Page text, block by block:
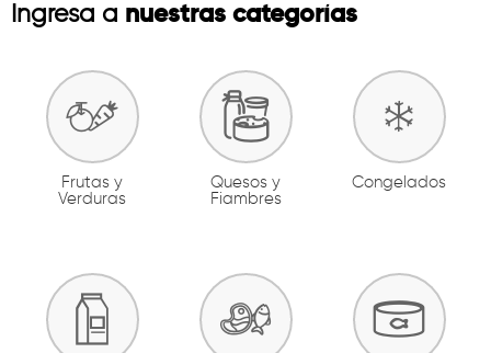
Ingresa a nuestras categorías
Frutas y
Verduras
Quesos y
Fiambres
Congelados